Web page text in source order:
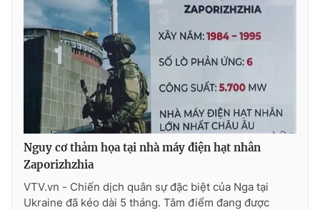
THỜI BÁO VTV
Theo dõi báo trên
Cơ quan chủ quản:
Cơ quan báo chí:Thời báo VTV
Nguy cơ thảm họa tại nhà máy điện hạt nhân
Zaporizhzhia
VTV.vn - Chiến dịch quân sự đặc biệt của Nga tại
Ukraine đã kéo dài 5 tháng. Tâm điểm đang được